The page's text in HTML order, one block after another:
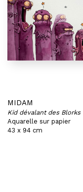
MIDAM
Kid dévalant des Blorks
Aquarelle sur papier
43 x 94 cm